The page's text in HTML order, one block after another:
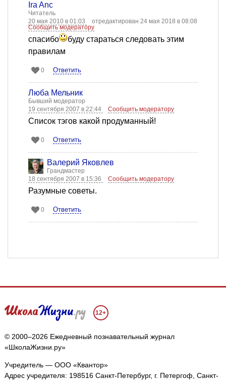
Ira Anc
Читатель
20 мая 2010 в 01:03
отредактирован 24 мая 2018 в 08:08
Сообщить модератору
спасибо
буду стараться следовать этим
правилам
0 Ответить
Люба Мельник
Бывший модератор
19 сентября 2007 в 22:44
Сообщить модератору
Список тэгов какой продуманный!
0 Ответить
Валерий Яковлев
Грандмастер
18 сентября 2007 в 15:36
Сообщить модератору
Разумные советы.
0 Ответить
12+
© 2000–2026 Ежедневный познавательный журнал
«ШколаЖизни.ру»
Учредитель — ООО «Квантор»
Адрес учредителя: 198516 Санкт-Петербург, г. Петергоф, Санкт-